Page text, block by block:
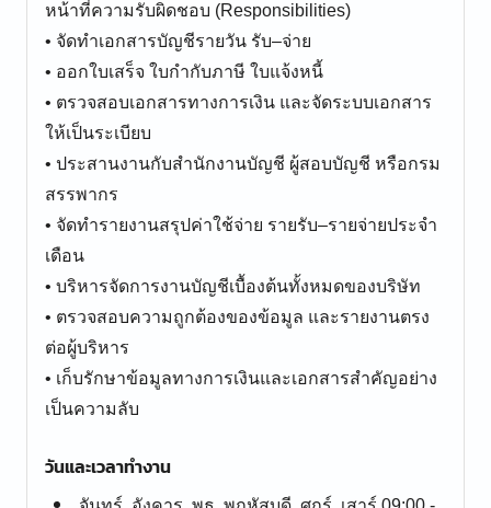
หน้าที่ความรับผิดชอบ (Responsibilities)
• จัดทำเอกสารบัญชีรายวัน รับ–จ่าย
• ออกใบเสร็จ ใบกำกับภาษี ใบแจ้งหนี้
• ตรวจสอบเอกสารทางการเงิน และจัดระบบเอกสาร
ให้เป็นระเบียบ
• ประสานงานกับสำนักงานบัญชี ผู้สอบบัญชี หรือกรม
สรรพากร
• จัดทำรายงานสรุปค่าใช้จ่าย รายรับ–รายจ่ายประจำ
เดือน
• บริหารจัดการงานบัญชีเบื้องต้นทั้งหมดของบริษัท
• ตรวจสอบความถูกต้องของข้อมูล และรายงานตรง
ต่อผู้บริหาร
• เก็บรักษาข้อมูลทางการเงินและเอกสารสำคัญอย่าง
วันและเวลาทำงาน